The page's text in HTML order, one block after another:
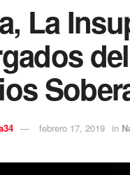
La
febrero 17, 2019 in